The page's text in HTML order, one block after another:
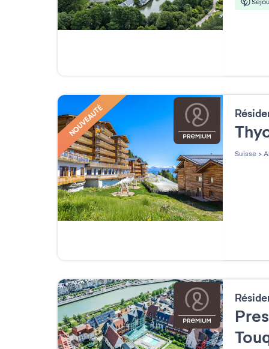
NOUVEAUTÉ
Suisse >